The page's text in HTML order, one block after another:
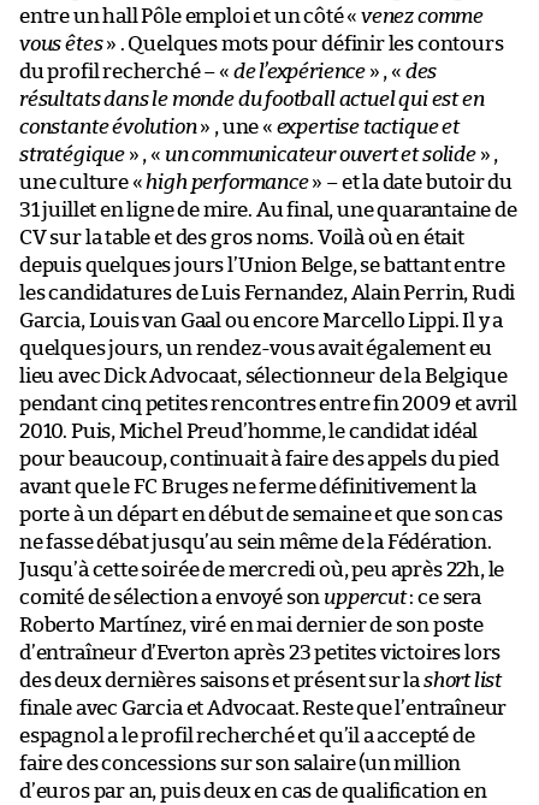
entre un hall Pôle emploi et un côté « venez comme
vous êtes» . Quelques mots pour définir les contours
du profil recherché – « de l’expérience » , « des
résultats dans le monde du football actuel qui est en
constante évolution» , une « expertise tactique et
stratégique » , « un communicateur ouvert et solide» ,
une culture « high performance» – et la date butoir du
31 juillet en ligne de mire. Au final, une quarantaine de
CV sur la table et des gros noms. Voilà où en était
depuis quelques jours l’Union Belge, se battant entre
les candidatures de Luis Fernandez, Alain Perrin, Rudi
Garcia, Louis van Gaal ou encore Marcello Lippi. Il y a
quelques jours, un rendez-vous avait également eu
lieu avec Dick Advocaat, sélectionneur de la Belgique
pendant cinq petites rencontres entre fin 2009 et avril
2010. Puis, Michel Preud’homme, le candidat idéal
pour beaucoup, continuait à faire des appels du pied
avant que le FC Bruges ne ferme définitivement la
porte à un départ en début de semaine et que son cas
ne fasse débat jusqu’au sein même de la Fédération.
Jusqu’à cette soirée de mercredi où, peu après 22h, le
comité de sélection a envoyé sonuppercut: ce sera
Roberto Martínez, viré en mai dernier de son poste
d’entraîneur d’Everton après 23 petites victoires lors
des deux dernières saisons et présent sur la short list
finale avec Garcia et Advocaat. Reste que l’entraîneur
espagnol a le profil recherché et qu’il a accepté de
faire des concessions sur son salaire (un million
d’euros par an, puis deux en cas de qualification en